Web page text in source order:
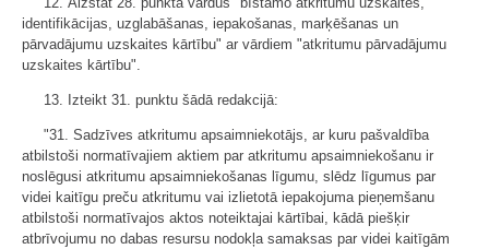
identifikācijas, uzglabāšanas, iepakošanas, marķēšanas un
pārvadājumu uzskaites kārtību" ar vārdiem "atkritumu pārvadājumu
uzskaites kārtību".
13. Izteikt 31. punktu šādā redakcijā:
"31. Sadzīves atkritumu apsaimniekotājs, ar kuru pašvaldība
atbilstoši normatīvajiem aktiem par atkritumu apsaimniekošanu ir
noslēgusi atkritumu apsaimniekošanas līgumu, slēdz līgumus par
videi kaitīgu preču atkritumu vai izlietotā iepakojuma pieņemšanu
atbilstoši normatīvajos aktos noteiktajai kārtībai, kādā piešķir
atbrīvojumu no dabas resursu nodokļa samaksas par videi kaitīgām